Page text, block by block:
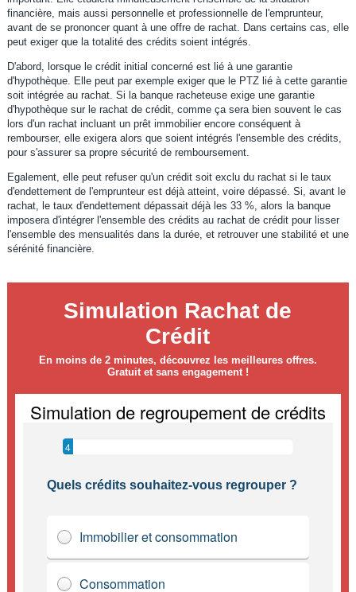
financière, mais aussi personnelle et professionnelle de l'emprunteur,
avant de se prononcer quant à une offre de rachat. Dans certains cas, elle
peut exiger que la totalité des crédits soient intégrés.
D'abord, lorsque le crédit initial concerné est lié à une garantie
d'hypothèque. Elle peut par exemple exiger que le PTZ lié à cette garantie
soit intégrée au rachat. Si la banque racheteuse exige une garantie
d'hypothèque sur le rachat de crédit, comme ça sera bien souvent le cas
lors d'un rachat incluant un prêt immobilier encore conséquent à
rembourser, elle exigera alors que soient intégrés l'ensemble des crédits,
pour s'assurer sa propre sécurité de remboursement.
Egalement, elle peut refuser qu'un crédit soit exclu du rachat si le taux
d'endettement de l'emprunteur est déjà atteint, voire dépassé. Si, avant le
rachat, le taux d'endettement dépassait déjà les 33 %, alors la banque
imposera d'intégrer l'ensemble des crédits au rachat de crédit pour lisser
l'ensemble des mensualités dans la durée, et retrouver une stabilité et une
sérénité financière.
Simulation Rachat de
Crédit
En moins de 2 minutes, découvrez les meilleures offres.
Gratuit et sans engagement !